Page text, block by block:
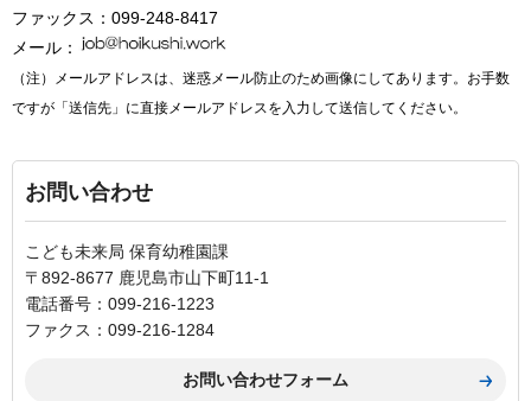
ファックス：099-248-8417
メール：
（注）メールアドレスは、迷惑メール防止のため画像にしてあります。お手数
ですが「送信先」に直接メールアドレスを入力して送信してください。
お問い合わせ
こども未来局 保育幼稚園課
〒892-8677 鹿児島市山下町11-1
電話番号：099-216-1223
ファクス：099-216-1284